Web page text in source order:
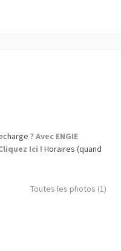
? Avec ENGIE
Ici ! Horaires (quand
Toutes les photos (1)